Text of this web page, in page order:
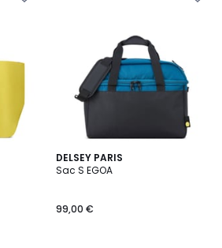
DELSEY PARIS
Sac S EGOA
99,00 €